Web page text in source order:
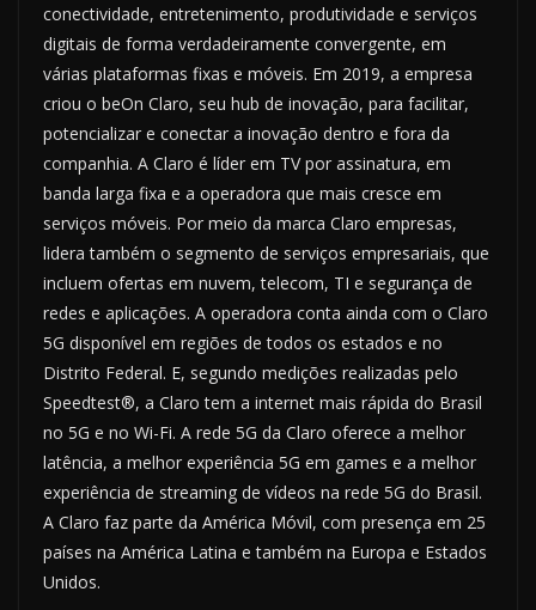
conectividade, entretenimento, produtividade e serviços
digitais de forma verdadeiramente convergente, em
várias plataformas fixas e móveis. Em 2019, a empresa
criou o beOn Claro, seu hub de inovação, para facilitar,
potencializar e conectar a inovação dentro e fora da
companhia. A Claro é líder em TV por assinatura, em
banda larga fixa e a operadora que mais cresce em
serviços móveis. Por meio da marca Claro empresas,
lidera também o segmento de serviços empresariais, que
incluem ofertas em nuvem, telecom, TI e segurança de
redes e aplicações. A operadora conta ainda com o Claro
5G disponível em regiões de todos os estados e no
Distrito Federal. E, segundo medições realizadas pelo
Speedtest®, a Claro tem a internet mais rápida do Brasil
no 5G e no Wi-Fi. A rede 5G da Claro oferece a melhor
latência, a melhor experiência 5G em games e a melhor
experiência de streaming de vídeos na rede 5G do Brasil.
A Claro faz parte da América Móvil, com presença em 25
países na América Latina e também na Europa e Estados
Unidos.